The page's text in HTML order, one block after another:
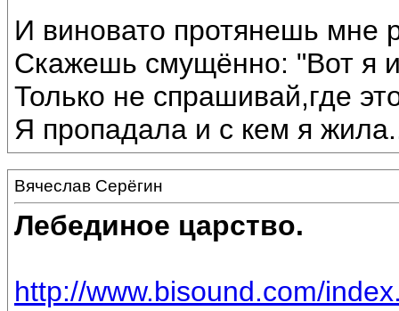
И виновато протянешь мне
Скажешь смущённо: "Вот я
Только не спрашивай,где
Я пропадала и с кем я
Вячеслав Серёгин
Лебединое царство.
http://www.bisound.com/